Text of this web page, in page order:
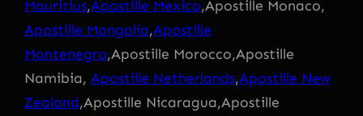
Mauritius,Apostille Mexico,Apostille Monaco,
Apostille Mongolia,Apostille
Montenegro,Apostille Morocco,Apostille
Namibia, Apostille Netherlands,Apostille New
Zealand,Apostille Nicaragua,Apostille